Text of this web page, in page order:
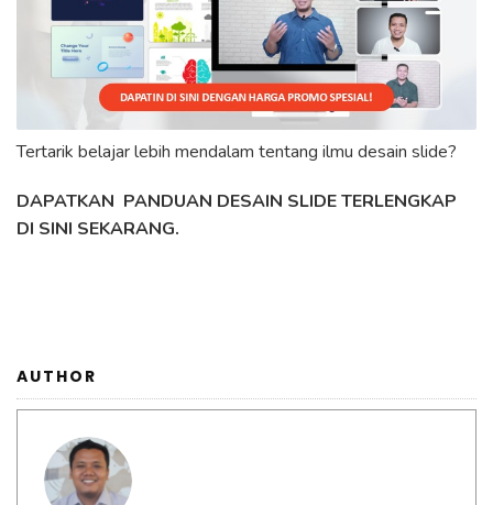
Tertarik belajar lebih mendalam tentang ilmu desain slide?
DAPATKAN PANDUAN DESAIN SLIDE TERLENGKAP
DI SINI SEKARANG.
AUTHOR